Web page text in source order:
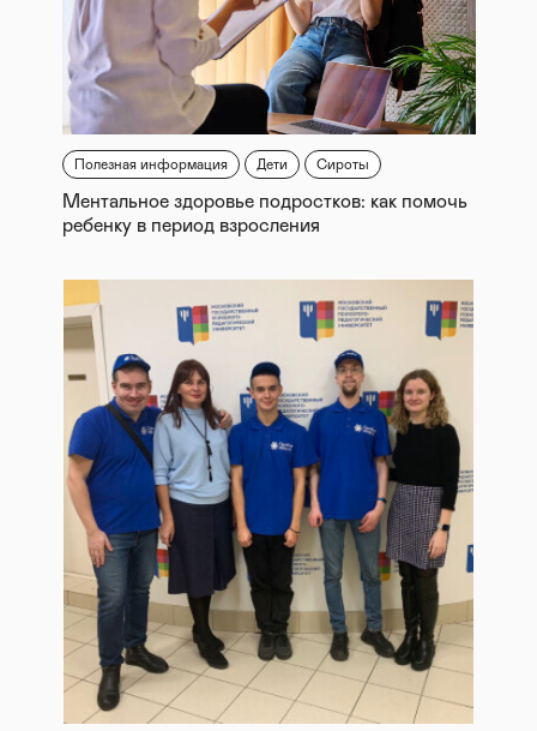
Полезная информация Дети Сироты
Ментальное здоровье подростков: как помочь
ребенку в период взросления